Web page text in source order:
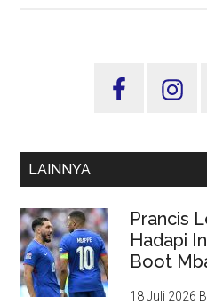
Sidebar
LAINNYA
Prancis
Hadapi
Boot
18 Juli 2026